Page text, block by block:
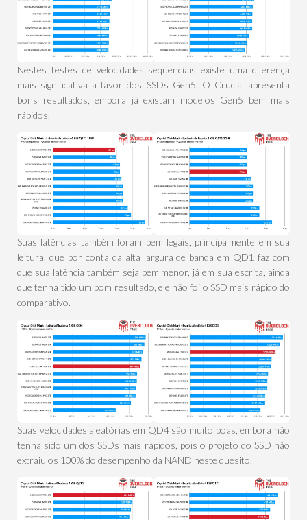
Nestes testes de velocidades sequenciais existe uma diferença
mais significativa a favor dos SSDs Gen5. O Crucial apresenta
bons resultados, embora já existam modelos Gen5 bem mais
rápidos.
Suas latências também foram bem legais, principalmente em sua
leitura, que por conta da alta largura de banda em QD1 faz com
que sua latência também seja bem menor, já em sua escrita, ainda
que tenha tido um bom resultado, ele não foi o SSD mais rápido do
comparativo.
Suas velocidades aleatórias em QD4 são muito boas, embora não
tenha sido um dos SSDs mais rápidos, pois o projeto do SSD não
extraiu os 100% do desempenho da NAND neste quesito.